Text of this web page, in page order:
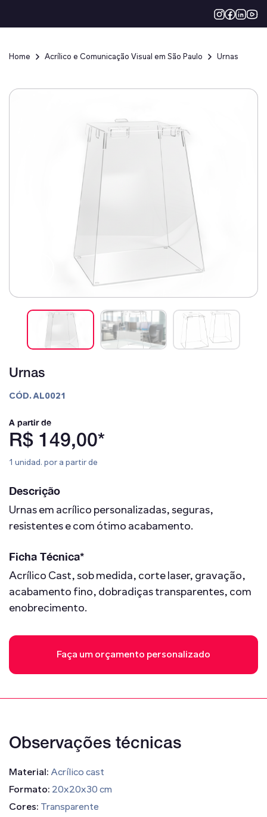
Home Acrílico e Comunicação Visual em São Paulo Urnas
Urnas
CÓD. AL0021
A partir de
R$ 149,00*
1 unidad. por a partir de
Descrição
Urnas em acrílico personalizadas, seguras,
resistentes e com ótimo acabamento.
Ficha Técnica*
Acrílico Cast, sob medida, corte laser, gravação,
acabamento fino, dobradiças transparentes, com
enobrecimento.
Faça um orçamento personalizado
Observações técnicas
Material: Acrílico cast
Formato: 20x20x30 cm
Cores: Transparente